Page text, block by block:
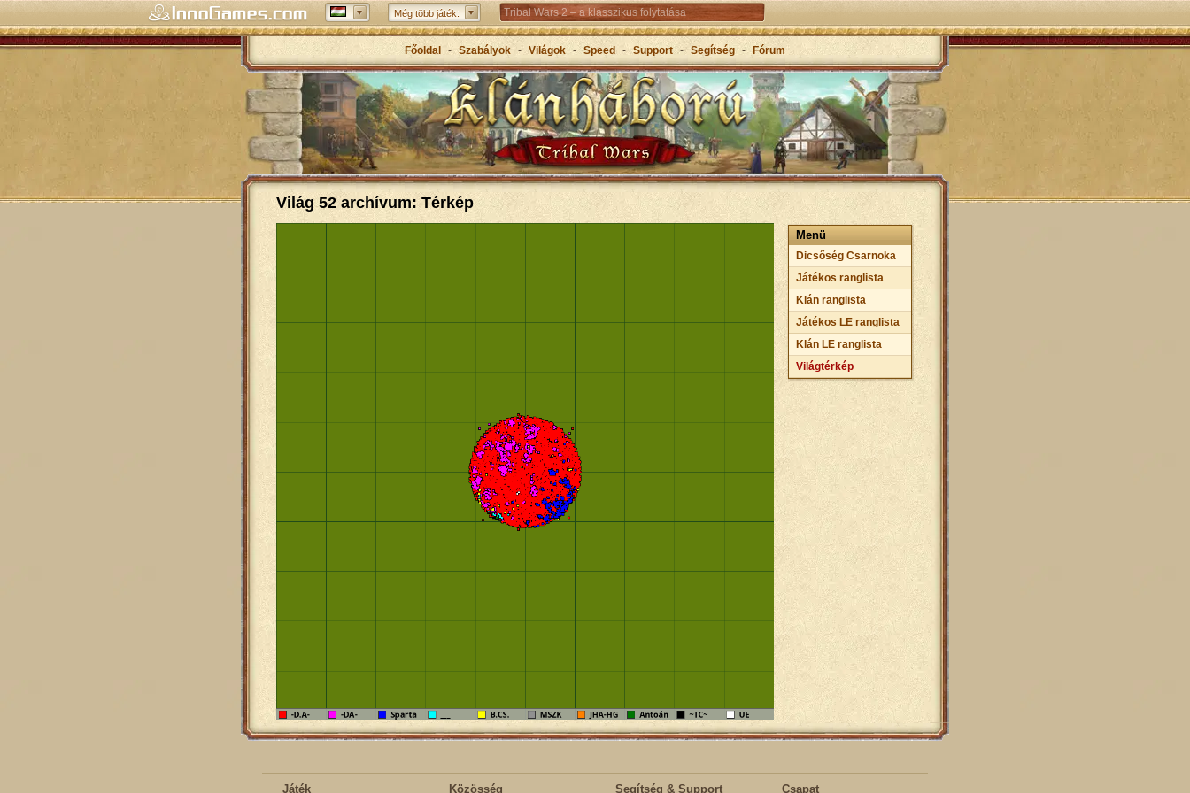
Még több játék: Tribal Wars 2 – a klasszikus folytatása
Forge of Empires – Korokon átívelő stratégiai játék
Grepolis – Építs birodalmat az ókori Görögországban
Főoldal - Szabályok - Világok - Speed - Support - Segítség - Fórum
Világ 52 archívum: Térkép
Menü
Dicsőség Csarnoka
Játékos ranglista
Klán ranglista
Játékos LE ranglista
Klán LE ranglista
Világtérkép
Játék Közösség Segítség & Support Csapat